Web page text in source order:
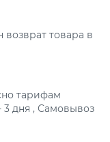
товара в
тарифам
3 дня , Самовывоз